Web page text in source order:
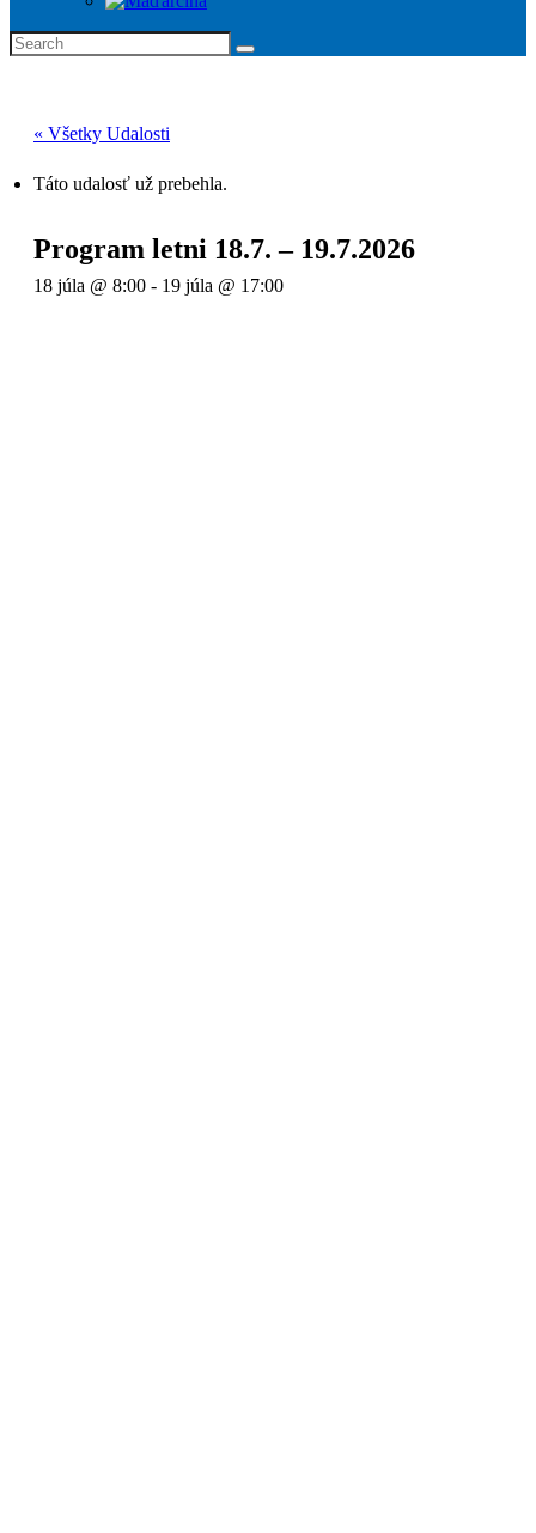
« Všetky Udalosti
Táto udalosť už prebehla.
Program letni 18.7. – 19.7.2026
18 júla @ 8:00 - 19 júla @ 17:00